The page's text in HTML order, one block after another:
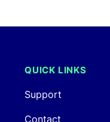
QUICK LINKS
Support
Contact